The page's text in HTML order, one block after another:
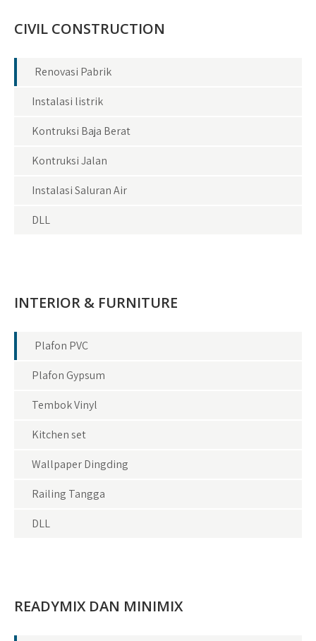
CIVIL CONSTRUCTION
Renovasi Pabrik
Instalasi listrik
Kontruksi Baja Berat
Kontruksi Jalan
Instalasi Saluran Air
DLL
INTERIOR & FURNITURE
Plafon PVC
Plafon Gypsum
Tembok Vinyl
Kitchen set
Wallpaper Dingding
Railing Tangga
DLL
READYMIX DAN MINIMIX